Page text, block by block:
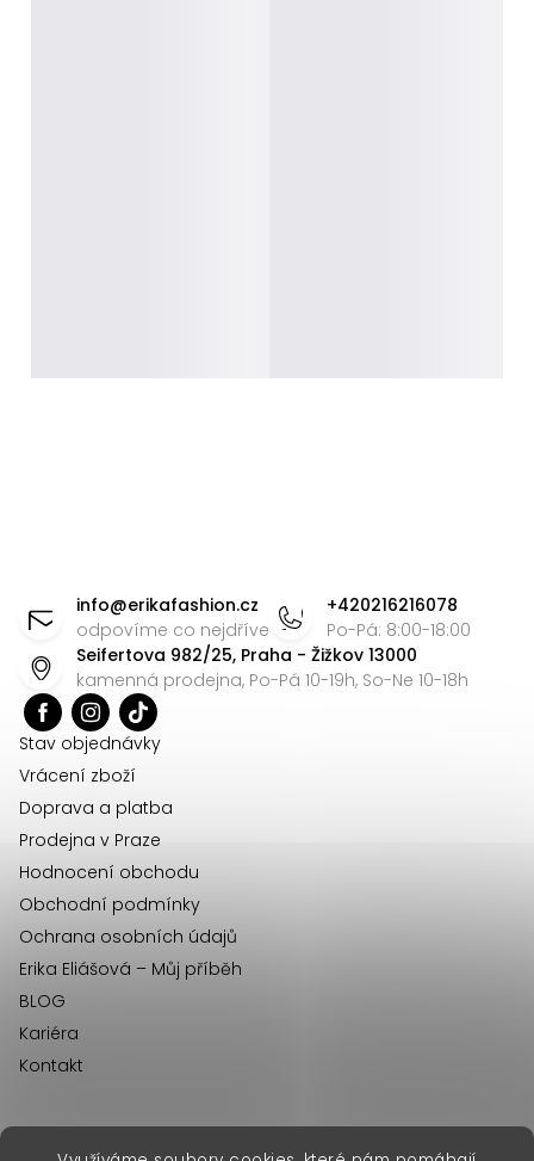
info@erikafashion.cz
odpovíme co nejdříve
+420216216078
Po-Pá: 8:00-18:00
Seifertova 982/25, Praha - Žižkov 13000
kamenná prodejna, Po-Pá 10-19h, So-Ne 10-18h
Stav objednávky
Vrácení zboží
Doprava a platba
Prodejna v Praze
Hodnocení obchodu
Obchodní podmínky
Ochrana osobních údajů
Erika Eliášová – Můj příběh
BLOG
Kariéra
Kontakt